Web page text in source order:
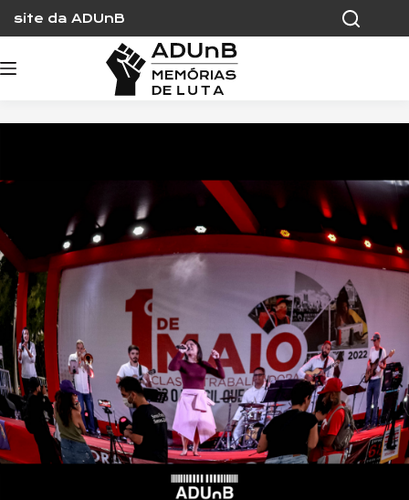
content
site da ADUnB